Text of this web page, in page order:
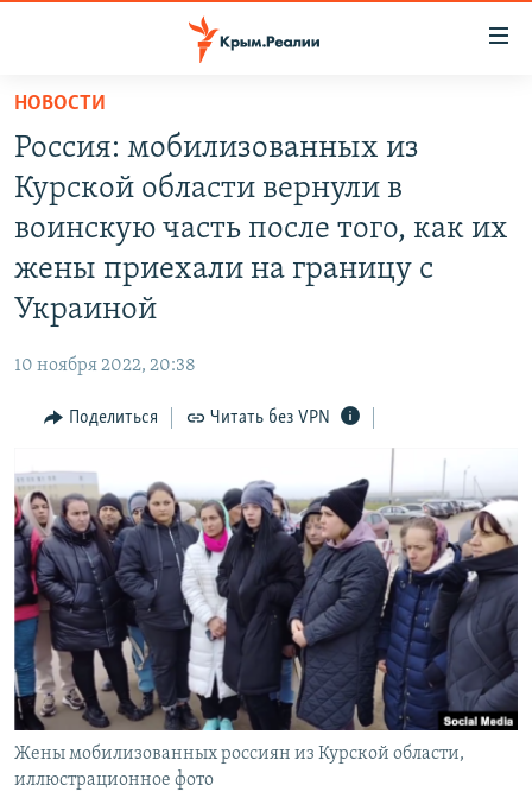
Вернуться
основному
содержанию
Вернутся
главной
навигации
Вернутся
11 ЛЕТ ОККУПАЦИИ КРЫМА. 11 ИСТОРИЙ СОПРОТИВЛЕНИЯ
ВОДА
ЕЩЕ
ТЕЛЕПРОЕКТ КРЫМ.РЕАЛИИ
СОВЕТЫ ПРАВОЗАЩИТНИКОВ
ПРОПАВШИЕ БЕЗ ВЕСТИ
ПОБЕДИТЕЛЕЙ НЕ СУДЯТ?
КРЫМ.НЕПОКОРЕННЫЙ
ELIFBE
УКРАИНСКАЯ ПРОБЛЕМА КРЫМА
КАК ОБОЙТИ БЛОКИРОВКУ
Qırımtatar
ПРИСОЕДИНЯЙТЕСЬ!
Все сайты RFE/RL
НОВОСТИ
Россия: мобилизованных из
Курской области вернули в
воинскую часть после того, как их
жены приехали на границу с
Украиной
10 ноября 2022, 20:38
Поделиться Читать без VPN
Жены мобилизованных россиян из Курской области,
иллюстрационное фото